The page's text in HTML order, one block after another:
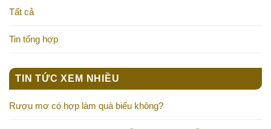
Tất cả
Tin tổng hợp
TIN TỨC XEM NHIỀU
Rượu mơ có hợp làm quà biếu không?